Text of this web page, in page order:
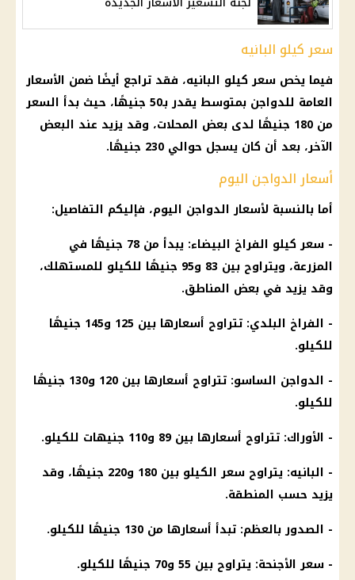
سعر كيلو البانيه
فيما يخص سعر كيلو البانيه، فقد تراجع أيضًا ضمن الأسعار
العامة للدواجن بمتوسط يقدر بـ50 جنيهًا، حيث بدأ السعر
من 180 جنيهًا لدى بعض المحلات، وقد يزيد عند البعض
الآخر، بعد أن كان يسجل حوالي 230 جنيهًا.
أسعار الدواجن اليوم
أما بالنسبة لأسعار الدواجن اليوم، فإليكم التفاصيل:
- سعر كيلو الفراخ البيضاء: يبدأ من 78 جنيهًا في
المزرعة، ويتراوح بين 83 و95 جنيهًا للكيلو للمستهلك،
وقد يزيد في بعض المناطق.
- الفراخ البلدي: تتراوح أسعارها بين 125 و145 جنيهًا
للكيلو.
- الدواجن الساسو: تتراوح أسعارها بين 120 و130 جنيهًا
للكيلو.
- الأوراك: تتراوح أسعارها بين 89 و110 جنيهات للكيلو.
- البانيه: يتراوح سعر الكيلو بين 180 و220 جنيهًا، وقد
يزيد حسب المنطقة.
- الصدور بالعظم: تبدأ أسعارها من 130 جنيهًا للكيلو.
- سعر الأجنحة: يتراوح بين 55 و70 جنيهًا للكيلو.